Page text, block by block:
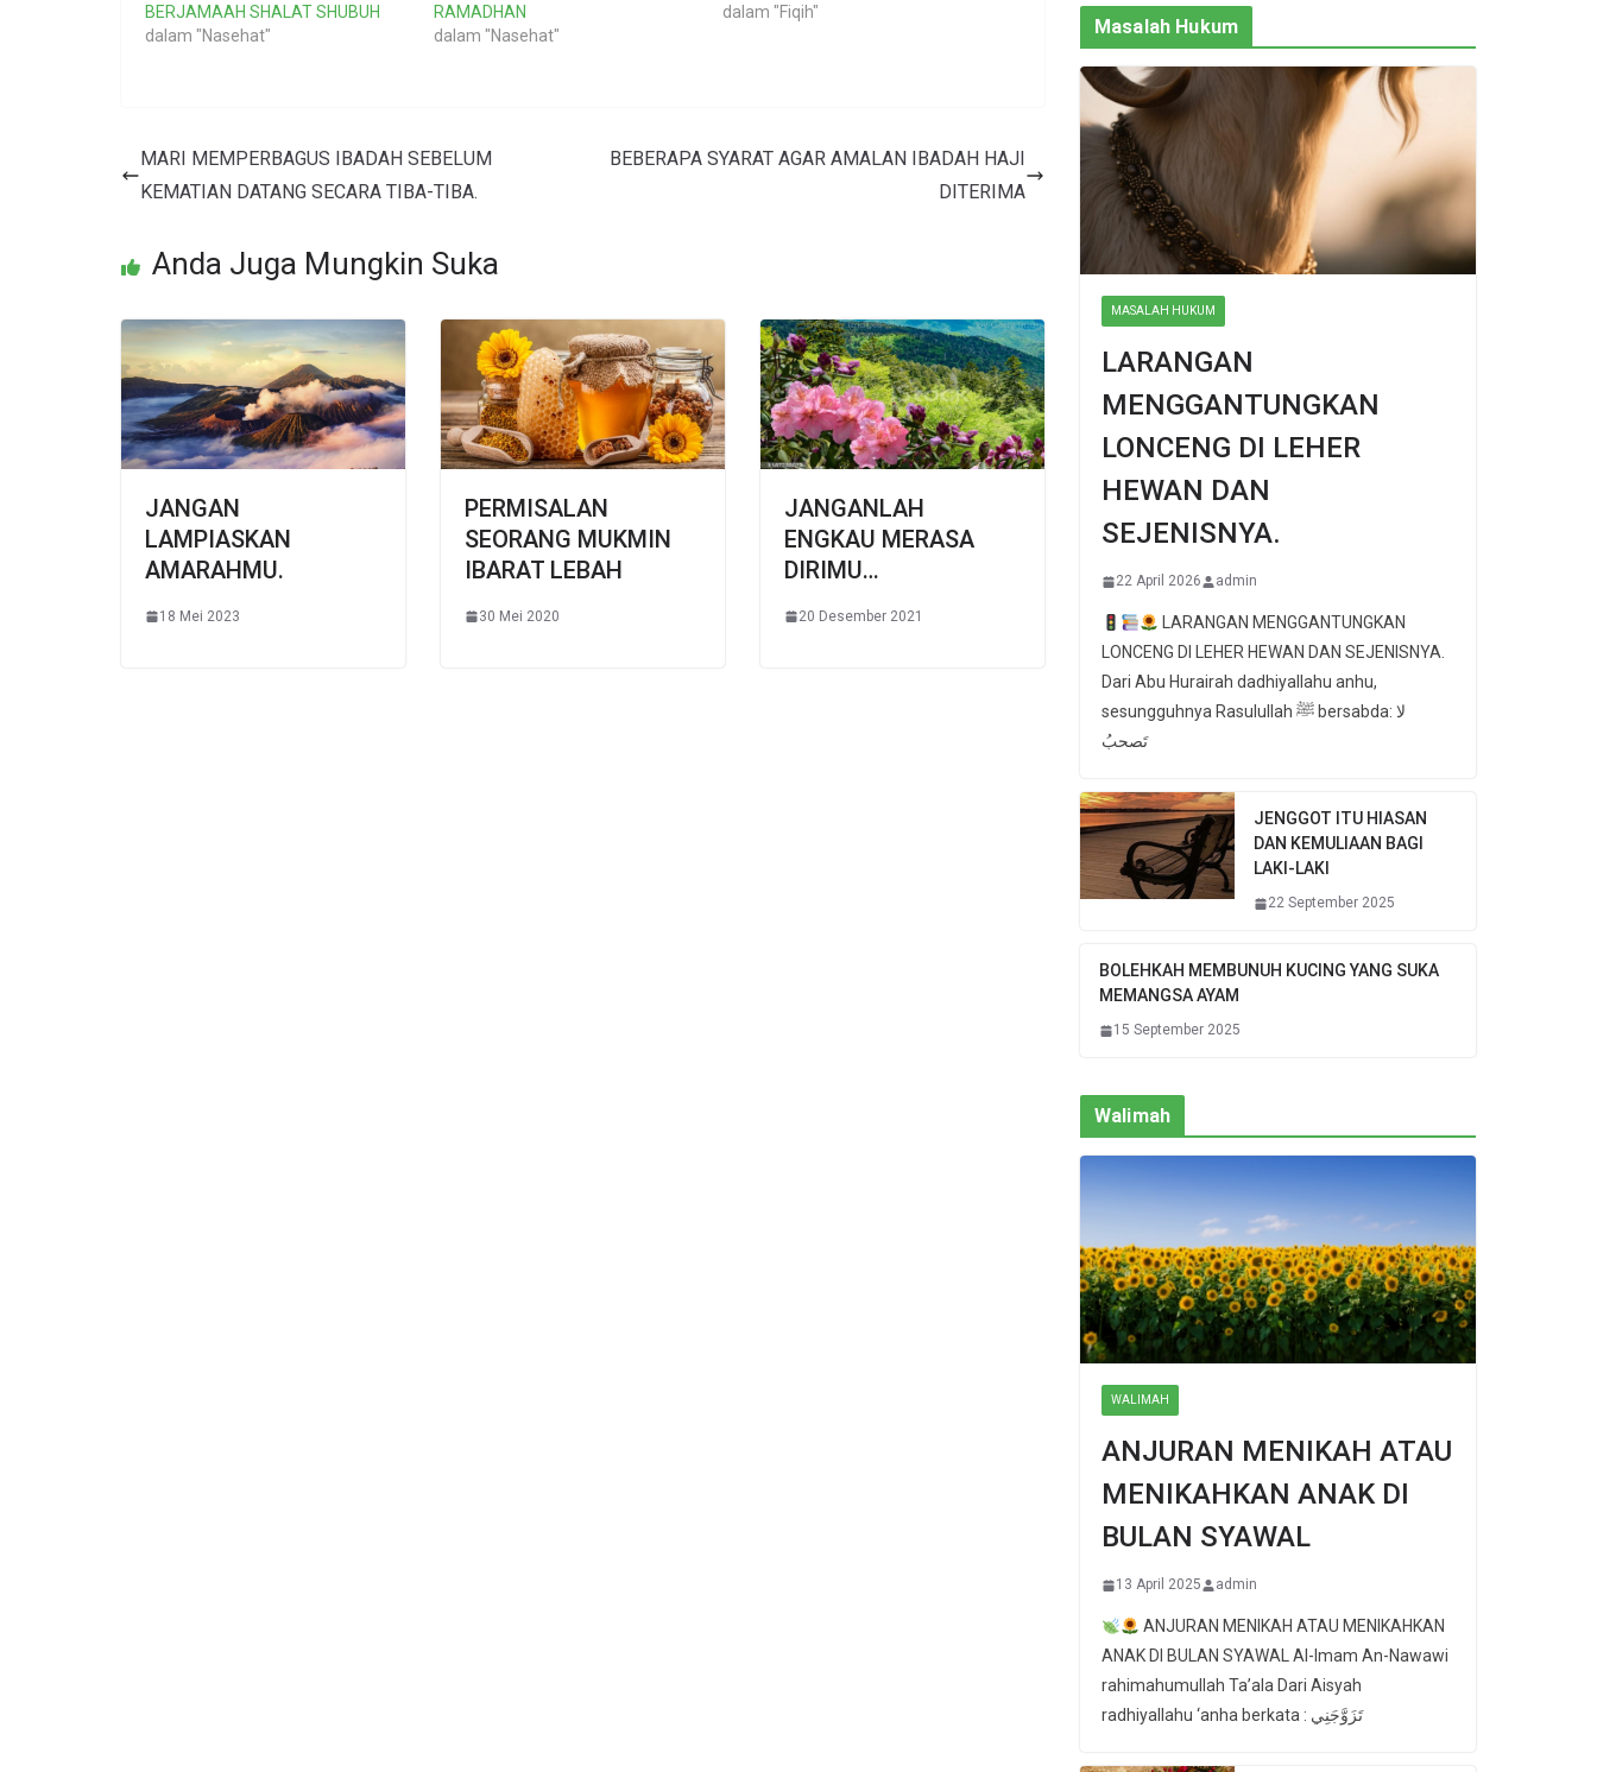
BERJAMAAH SHALAT SHUBUH
dalam "Nasehat"
RAMADHAN
dalam "Nasehat"
dalam "Fiqih"
MARI MEMPERBAGUS IBADAH SEBELUM
KEMATIAN DATANG SECARA TIBA-TIBA.
BEBERAPA SYARAT AGAR AMALAN IBADAH HAJI
DITERIMA
Anda Juga Mungkin Suka
JANGAN
LAMPIASKAN
AMARAHMU.
18 Mei 2023
PERMISALAN
SEORANG MUKMIN
IBARAT LEBAH
30 Mei 2020
JANGANLAH
ENGKAU MERASA
DIRIMU…
20 Desember 2021
Masalah Hukum
MASALAH HUKUM
LARANGAN
MENGGANTUNGKAN
LONCENG DI LEHER
HEWAN DAN
SEJENISNYA.
22 April 2026 admin
LARANGAN MENGGANTUNGKAN
LONCENG DI LEHER HEWAN DAN SEJENISNYA.
Dari Abu Hurairah dadhiyallahu anhu,
sesungguhnya Rasulullah ﷺ bersabda: لا
تَصحبُ
JENGGOT ITU HIASAN
DAN KEMULIAAN BAGI
LAKI-LAKI
22 September 2025
BOLEHKAH MEMBUNUH KUCING YANG SUKA
MEMANGSA AYAM
15 September 2025
Walimah
WALIMAH
ANJURAN MENIKAH ATAU
MENIKAHKAN ANAK DI
BULAN SYAWAL
13 April 2025 admin
ANJURAN MENIKAH ATAU MENIKAHKAN
ANAK DI BULAN SYAWAL Al-Imam An-Nawawi
rahimahumullah Ta’ala Dari Aisyah
radhiyallahu ‘anha berkata : تَزَوَّجَنِي